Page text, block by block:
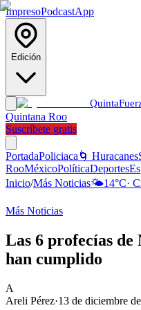
ImpresoPodcastApp
Edición
Quinta
Quintana Roo
Suscríbete gratis
PortadaPoliciaca 🌀 Huracanes
RooMéxicoPolíticaDeportes
Inicio/Más Noticias🌤️14°C·
Más Noticias
Las 6 profecías de
han cumplido
A
Areli Pérez·13 de diciembre